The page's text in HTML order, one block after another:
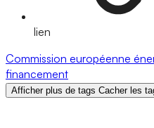
lien
Commission européenne
financement
Afficher plus de tags Cacher les